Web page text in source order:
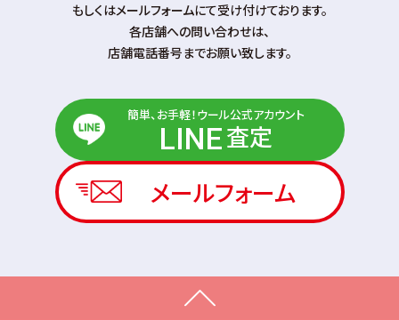
もしくはメールフォームにて受け付けております。
各店舗への問い合わせは、
店舗電話番号までお願い致します。
簡単、お手軽！ウール公式アカウント
LINE査定
メールフォーム